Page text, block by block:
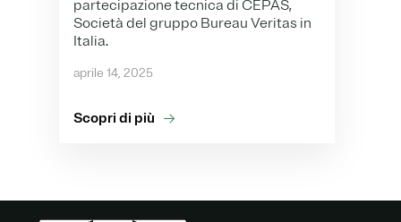
partecipazione tecnica di CEPAS,
Società del gruppo Bureau Veritas in
Italia.
aprile 14, 2025
Scopri di più